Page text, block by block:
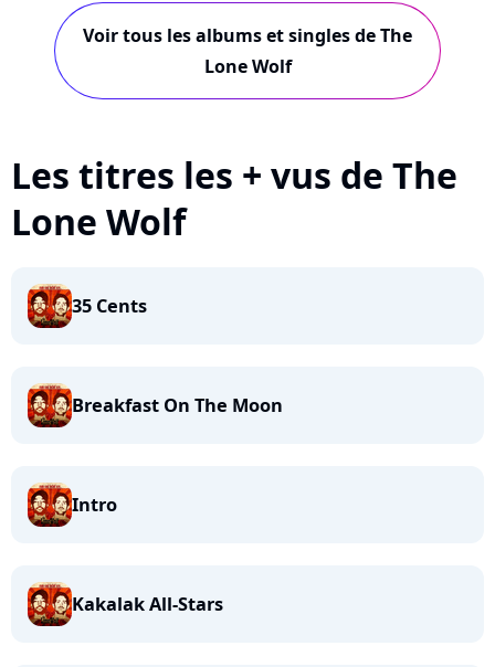
Voir tous les albums et singles de The
Lone Wolf
Les titres les + vus de The
Lone Wolf
35 Cents
Breakfast On The Moon
Intro
Kakalak All-Stars